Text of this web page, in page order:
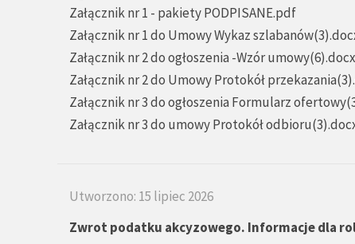
Załącznik nr 1 - pakiety PODPISANE.pdf
Załącznik nr 1 do Umowy Wykaz
Załącznik nr 2 do ogłoszenia -Wzór umowy(6).docx
Załącznik nr 2 do Umowy Protokół
Załącznik nr 3 do ogłoszenia Formularz
Załącznik nr 3 do umowy Protokół
Utworzono: 15 lipiec 2026
Zwrot podatku akcyzowego. Informacje dla